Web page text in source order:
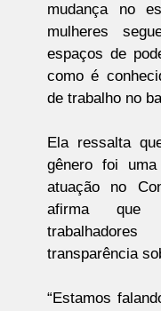
mudança no
mulheres
espaços de
como é
de trabalho no
Ela ressalta
gênero foi
atuação no
afirma que
transparência
“Estamos